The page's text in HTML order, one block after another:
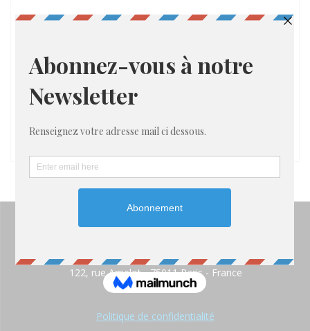
122, rue Amelot - 75011 Paris - France
Politique de confidentialité